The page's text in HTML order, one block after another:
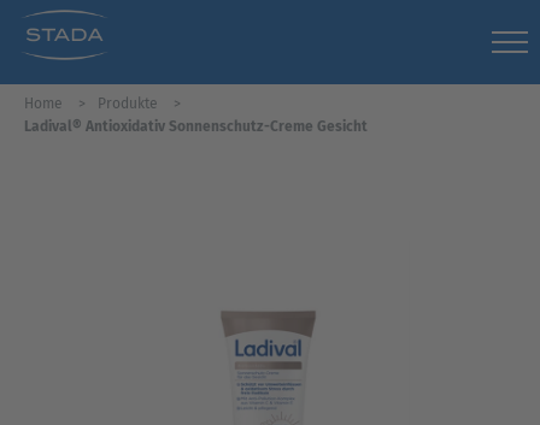
Home
Produkte
Ladival® Antioxidativ Sonnenschutz-Creme Gesicht